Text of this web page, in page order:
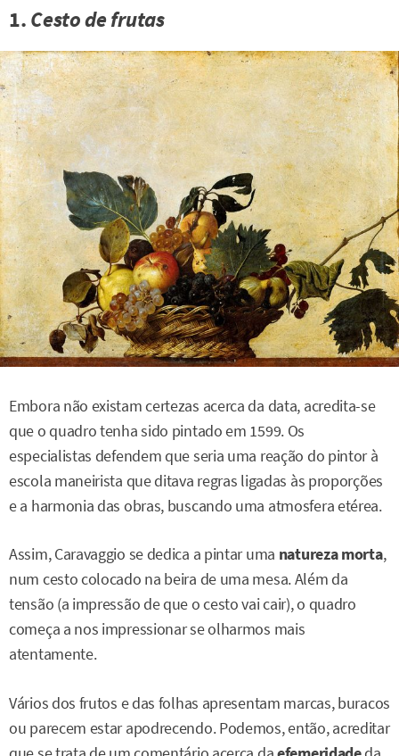
1.Cesto de frutas
Embora não existam certezas acerca da data, acredita-se
que o quadro tenha sido pintado em 1599. Os
especialistas defendem que seria uma reação do pintor à
escola maneirista que ditava regras ligadas às proporções
e a harmonia das obras, buscando uma atmosfera etérea.
Assim, Caravaggio se dedica a pintar uma natureza morta,
num cesto colocado na beira de uma mesa. Além da
tensão (a impressão de que o cesto vai cair), o quadro
começa a nos impressionar se olharmos mais
atentamente.
Vários dos frutos e das folhas apresentam marcas, buracos
ou parecem estar apodrecendo. Podemos, então, acreditar